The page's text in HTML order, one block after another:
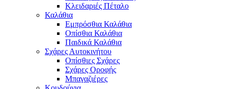
Κλειδαριές Πέταλο
Καλάθια
Εμπρόσθια Καλάθια
Οπίσθια Καλάθια
Παιδικά Καλάθια
Σχάρες Αυτοκινήτου
Οπίσθιες Σχάρες
Σχάρες Οροφής
Μπαγαζιέρες